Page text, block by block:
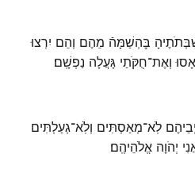
בׇּהְשַׁמָּהֿ מֵהֶם וְהֵם יִרְצוּ
וְאֶת־חֻקֹּתַי גָּעֲלָה נַפְשָֽׁם׃
לֹֽא־מְאַסְתִּים וְלֹֽא־גְעַלְתִּים
יְהֹוָה אֱלֹהֵיהֶֽם׃